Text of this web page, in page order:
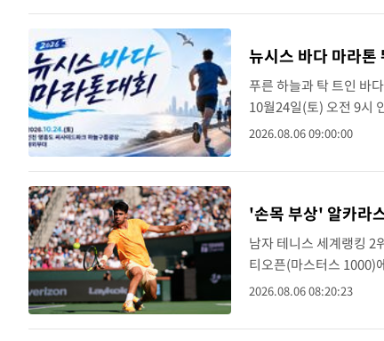
뉴시스 바다 마라
푸른 하늘과 탁 트인 바
10월24일(토) 오전 9시
어 2회째를 맞는 이번 바
2026.08.06 09:00:00
'손목 부상' 알카라
남자 테니스 세계랭킹 2
티오픈(마스터스 1000)
출전을 포기했다. 그는
2026.08.06 08:20:23